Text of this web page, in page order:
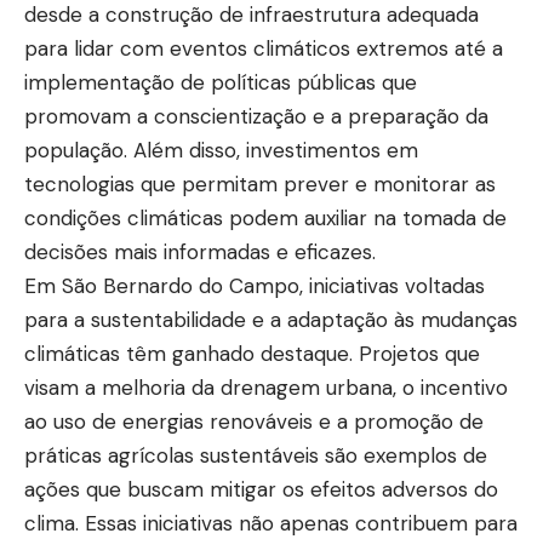
desde a construção de infraestrutura adequada
para lidar com eventos climáticos extremos até a
implementação de políticas públicas que
promovam a conscientização e a preparação da
população. Além disso, investimentos em
tecnologias que permitam prever e monitorar as
condições climáticas podem auxiliar na tomada de
decisões mais informadas e eficazes.
Em São Bernardo do Campo, iniciativas voltadas
para a sustentabilidade e a adaptação às mudanças
climáticas têm ganhado destaque. Projetos que
visam a melhoria da drenagem urbana, o incentivo
ao uso de energias renováveis e a promoção de
práticas agrícolas sustentáveis são exemplos de
ações que buscam mitigar os efeitos adversos do
clima. Essas iniciativas não apenas contribuem para